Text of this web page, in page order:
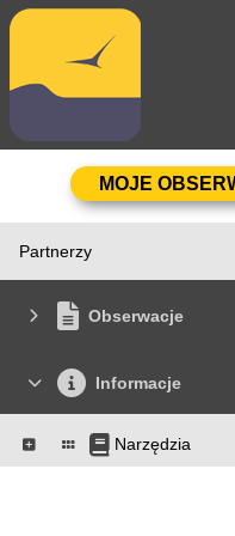
Partnerzy
Obserwacje
Informacje
Narzędzia